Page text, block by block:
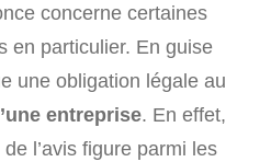
concerne certaines
en particulier. En guise
une obligation légale au
entreprise. En effet,
l’avis figure parmi les